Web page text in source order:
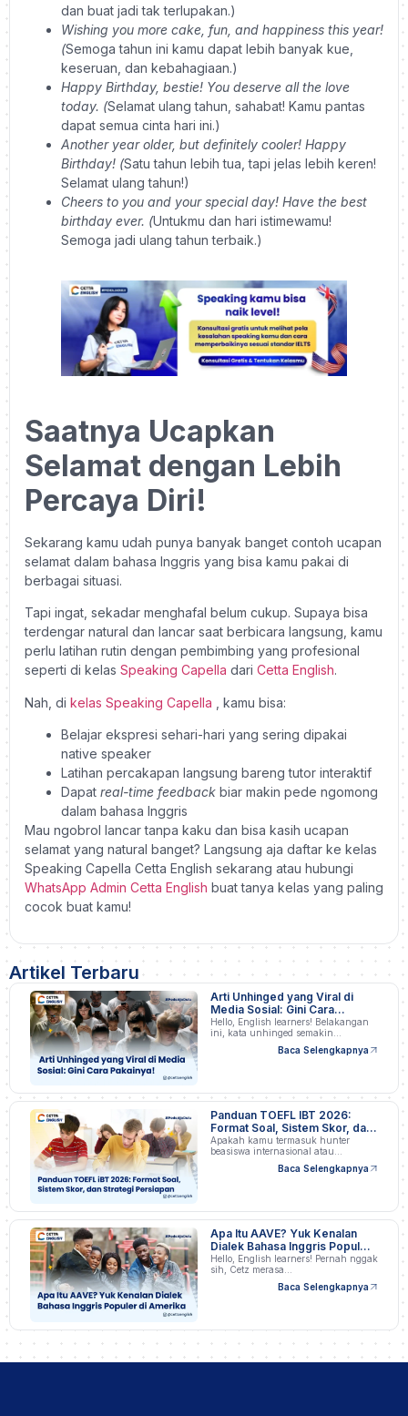
dan buat jadi tak terlupakan.)
Wishing you more cake, fun, and happiness this year!
(Semoga tahun ini kamu dapat lebih banyak kue,
keseruan, dan kebahagiaan.)
Happy Birthday, bestie! You deserve all the love
today. (Selamat ulang tahun, sahabat! Kamu pantas
dapat semua cinta hari ini.)
Another year older, but definitely cooler! Happy
Birthday! (Satu tahun lebih tua, tapi jelas lebih keren!
Selamat ulang tahun!)
Cheers to you and your special day! Have the best
birthday ever. (Untukmu dan hari istimewamu!
Semoga jadi ulang tahun terbaik.)
Saatnya Ucapkan
Selamat dengan Lebih
Percaya Diri!
Sekarang kamu udah punya banyak banget contoh ucapan
selamat dalam bahasa Inggris yang bisa kamu pakai di
berbagai situasi.
Tapi ingat, sekadar menghafal belum cukup. Supaya bisa
terdengar natural dan lancar saat berbicara langsung, kamu
perlu latihan rutin dengan pembimbing yang profesional
seperti di kelas Speaking Capella dari Cetta English.
Nah, di kelas Speaking Capella , kamu bisa:
Belajar ekspresi sehari-hari yang sering dipakai
native speaker
Latihan percakapan langsung bareng tutor interaktif
Dapat real-time feedback biar makin pede ngomong
dalam bahasa Inggris
Mau ngobrol lancar tanpa kaku dan bisa kasih ucapan
selamat yang natural banget? Langsung aja daftar ke kelas
Speaking Capella Cetta English sekarang atau hubungi
WhatsApp Admin Cetta English buat tanya kelas yang paling
cocok buat kamu!
Artikel Terbaru
Arti Unhinged yang Viral di
Media Sosial: Gini Cara
Pakainya!
Hello, English learners! Belakangan
ini, kata unhinged semakin…
Baca Selengkapnya
Panduan TOEFL IBT 2026:
Format Soal, Sistem Skor, dan
Strategi Persiapan
Apakah kamu termasuk hunter
beasiswa internasional atau
Baca Selengkapnya
Apa Itu AAVE? Yuk Kenalan
Dialek Bahasa Inggris Populer
di Amerika
Hello, English learners! Pernah nggak
sih, Cetz merasa…
Baca Selengkapnya